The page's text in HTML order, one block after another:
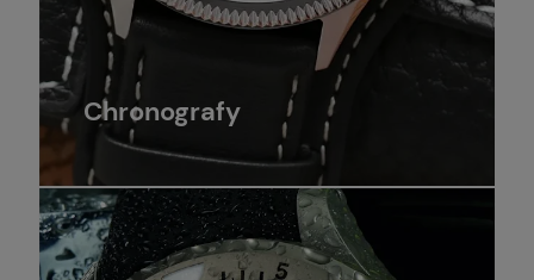
Chronografy